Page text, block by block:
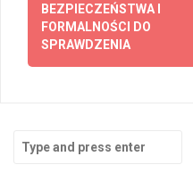
BEZPIECZEŃSTWA I
FORMALNOŚCI DO
SPRAWDZENIA
Search
for: